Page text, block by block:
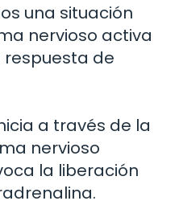
una situación
nervioso activa
de
a través de la
nervioso
la liberación